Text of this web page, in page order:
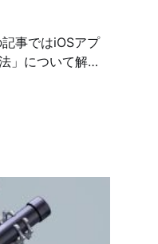
事ではiOSアプ
」について解説
選器、DJのター
立つでしょう。
が必要になる場
やすく解説しま
い！」という方